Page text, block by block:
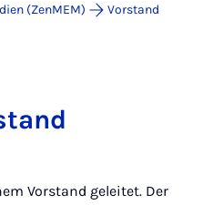
(ZenMEM)
Vorstand
Vorstand geleitet. Der